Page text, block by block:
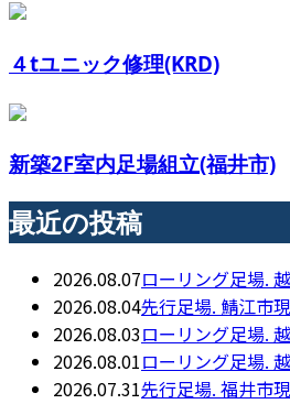
４tユニック修理(KRD)
新築2F室内足場組立(福井市)
最近の投稿
2026.08.07ローリング足場.
2026.08.04先行足場. 鯖江市
2026.08.03ローリング足場.
2026.08.01ローリング足場.
2026.07.31先行足場. 福井市